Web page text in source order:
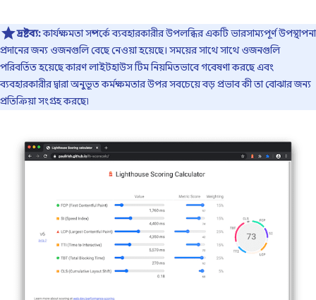
দ্রষ্টব্য:কার্যক্ষমতা সম্পর্কে ব্যবহারকারীর উপলব্ধির একটি ভারসাম্যপূর্ণ উপস্থাপনা
প্রদানের জন্য ওজনগুলি বেছে নেওয়া হয়েছে। সময়ের সাথে সাথে ওজনগুলি
পরিবর্তিত হয়েছে কারণ লাইটহাউস টিম নিয়মিতভাবে গবেষণা করছে এবং
ব্যবহারকারীর দ্বারা অনুভূত কর্মক্ষমতার উপর সবচেয়ে বড় প্রভাব কী তা বোঝার জন্য
প্রতিক্রিয়া সংগ্রহ করছে৷